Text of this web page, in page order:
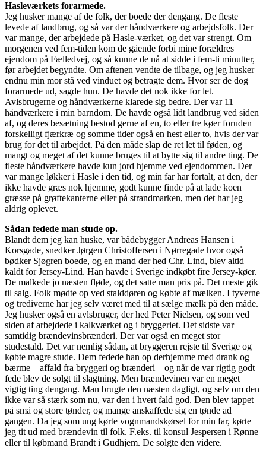
Hasleværkets forarmede.
Jeg husker mange af de folk, der boede der dengang. De fleste
levede af landbrug, og så var der håndværkere og arbejdsfolk. Der
var mange, der arbejdede på Hasle-værket, og det var strengt. Om
morgenen ved fem-tiden kom de gående forbi mine forældres
ejendom på Fælledvej, og så kunne de nå at sidde i fem-ti minutter,
før arbejdet begyndte. Om aftenen vendte de tilbage, og jeg husker
endnu min mor stå ved vinduet og betragte dem. Hvor ser de dog
forarmede ud, sagde hun. De havde det nok ikke for let.
Avlsbrugerne og håndværkerne klarede sig bedre. Der var 11
håndværkere i min barndom. De havde også lidt landbrug ved siden
af, og deres besætning bestod gerne af en, to eller tre køer foruden
forskelligt fjærkræ og somme tider også en hest eller to, hvis der var
brug for det til arbejdet. På den måde slap de ret let til føden, og
mangt og meget af det kunne bruges til at bytte sig til andre ting. De
fleste håndværkere havde kun jord hjemme ved ejendommen. Der
var mange løkker i Hasle i den tid, og min far har fortalt, at den, der
ikke havde græs nok hjemme, godt kunne finde på at lade koen
græsse på grøftekanterne eller på strandmarken, men det har jeg
aldrig oplevet.
Sådan fedede man stude op.
Blandt dem jeg kan huske, var bådebygger Andreas Hansen i
Korsgade, snedker Jørgen Christoffersen i Nørregade hvor også
bødker Sjøgren boede, og en mand der hed Chr. Lind, blev altid
kaldt for Jersey-Lind. Han havde i Sverige indkøbt fire Jersey-køer.
De malkede jo næsten fløde, og det satte man pris på. Det meste gik
til salg. Folk mødte op ved stalddøren og købte af mælken. I tyverne
og trediverne har jeg selv været med til at sælge mælk på den måde.
Jeg husker også en avlsbruger, der hed Peter Nielsen, og som ved
siden af arbejdede i kalkværket og i bryggeriet. Det sidste var
samtidig brændevinsbrænderi. Der var også en meget stor
studestald. Det var nemlig sådan, at bryggeren rejste til Sverige og
købte magre stude. Dem fedede han op derhjemme med drank og
bærme – affald fra bryggeri og brænderi – og når de var rigtig godt
fede blev de solgt til slagtning. Men brændevinen var en meget
vigtig ting dengang. Man brugte den næsten dagligt, og selv om den
ikke var så stærk som nu, var den i hvert fald god. Den blev tappet
på små og store tønder, og mange anskaffede sig en tønde ad
gangen. Da jeg som ung kørte vognmandskørsel for min far, kørte
jeg tit ud med brændevin til folk. F.eks. til konsul Jespersen i Rønne
eller til købmand Brandt i Gudhjem. De solgte den videre.